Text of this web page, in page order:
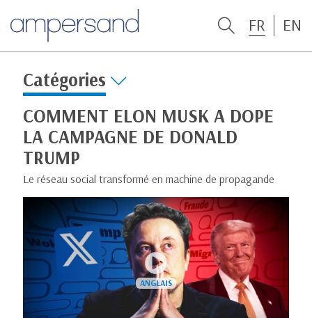
FR EN
Catégories
COMMENT ELON MUSK A DOPE
LA CAMPAGNE DE DONALD
TRUMP
Le réseau social transformé en machine de propagande